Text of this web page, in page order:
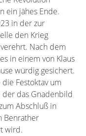
ein jähes Ende.
in der zur
den Krieg
Nach dem
in einem von Klaus
würdig gesichert.
Festoktav um
der das Gnadenbild
Abschluß in
Benrather
wird.